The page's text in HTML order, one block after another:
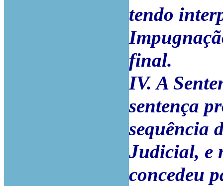
tendo
final.
IV. A
sentença
sequência
Judicial, e
concedeu